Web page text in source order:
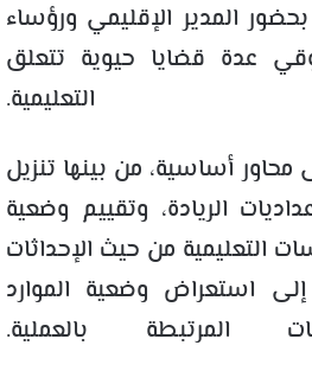
المدير الإقليمي ورؤساء
عدة قضايا حيوية تتعلق
التعليمية.
أساسية، من بينها تنزيل
الريادة، وتقييم وضعية
التعليمية من حيث الإحداثات
إلى استعراض وضعية الموارد
المرتبطة بالعملية.